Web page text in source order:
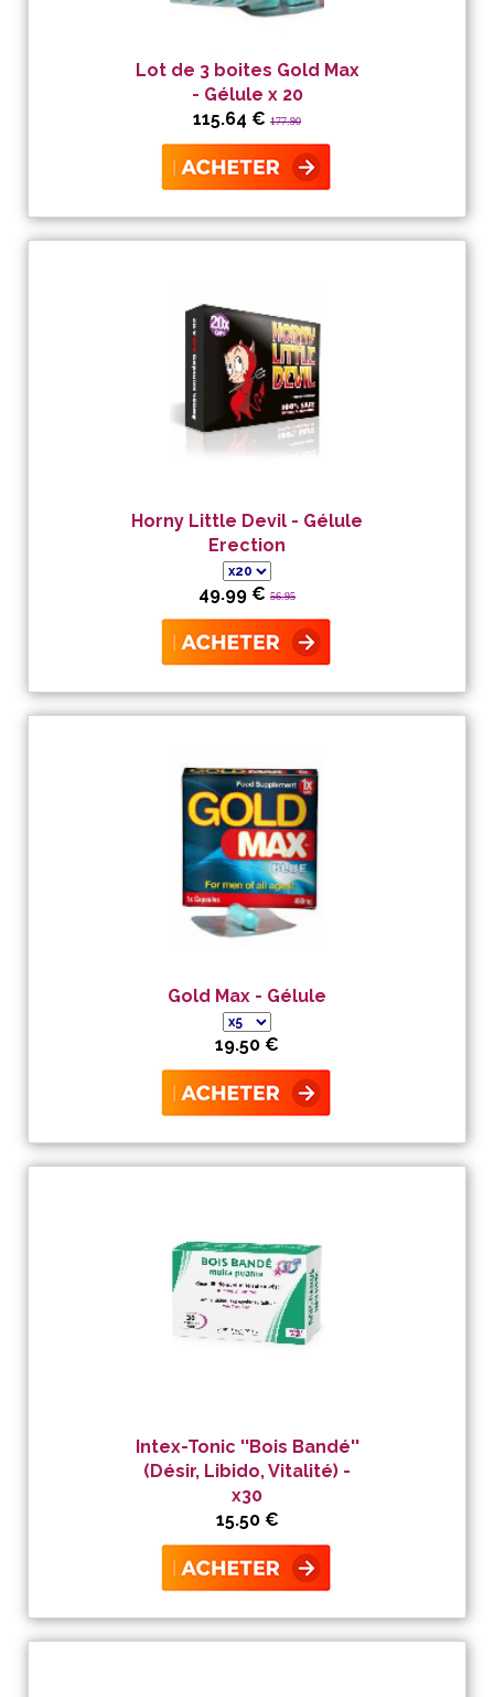
Lot de 3 boites Gold Max
- Gélule x 20
115.64 € 177.90
Horny Little Devil - Gélule
Erection
49.99 € 56.95
Gold Max - Gélule
19.50 €
Intex-Tonic ''Bois Bandé''
(Désir, Libido, Vitalité) -
x30
15.50 €